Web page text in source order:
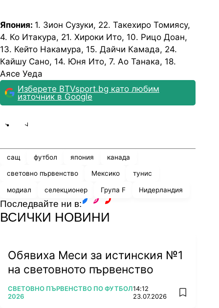
Япония: 1. Зион Сузуки, 22. Такехиро Томиясу,
4. Ко Итакура, 21. Хироки Ито, 10. Рицо Доан,
13. Кейто Накамура, 15. Дайчи Камада, 24.
Кайшу Сано, 14. Юня Ито, 7. Ао Танака, 18.
Аясе Уеда
Изберете BTVsport.bg като любим
източник в Google
сащ футбол япония канада
световно първенство Мексико тунис
модиал селекционер Група F Нидерландия
Последвайте ни в:
ВСИЧКИ НОВИНИ
Обявиха Меси за истинския №1
на световното първенство
ПОВЕЧЕ ОТ
СВЕТОВНО ПЪРВЕНСТВО ПО ФУТБОЛ
2026
14:12
23.07.2026
add